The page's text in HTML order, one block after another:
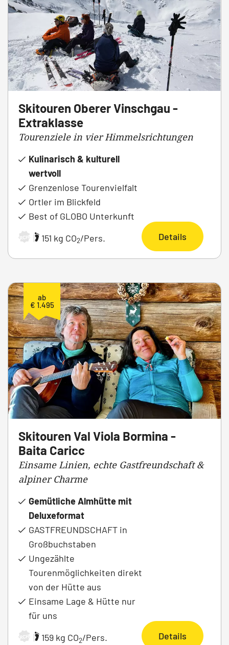
Skitouren Oberer Vinschgau -
Extraklasse
Tourenziele in vier Himmelsrichtungen
Kulinarisch & kulturell
wertvoll
Grenzenlose Tourenvielfalt
Ortler im Blickfeld
Best of GLOBO Unterkunft
ARCHIV | 151 kg CO2/Pers. Details
ab
€ 1.495
Skitouren Val Viola Bormina -
Baita Caricc
Einsame Linien, echte Gastfreundschaft &
alpiner Charme
Gemütliche Almhütte mit
Deluxeformat
GASTFREUNDSCHAFT in
Großbuchstaben
Ungezählte
Tourenmöglichkeiten direkt
von der Hütte aus
Einsame Lage & Hütte nur
für uns
ARCHIV | 159 kg CO2/Pers. Details